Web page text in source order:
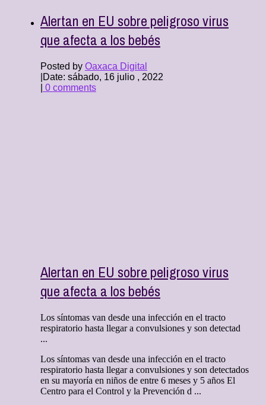
Alertan en EU sobre peligroso virus
que afecta a los bebés
Posted by Oaxaca Digital
Date: sábado, 16 julio , 2022
0 comments
Alertan en EU sobre peligroso virus
que afecta a los bebés
Los síntomas van desde una infección en el tracto
respiratorio hasta llegar a convulsiones y son detectad
...
Los síntomas van desde una infección en el tracto
respiratorio hasta llegar a convulsiones y son detectados
en su mayoría en niños de entre 6 meses y 5 años El
Centro para el Control y la Prevención d ...